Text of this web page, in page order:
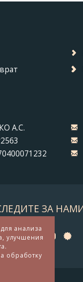
А.С.
ЗА
анализа
улучшения
обработку